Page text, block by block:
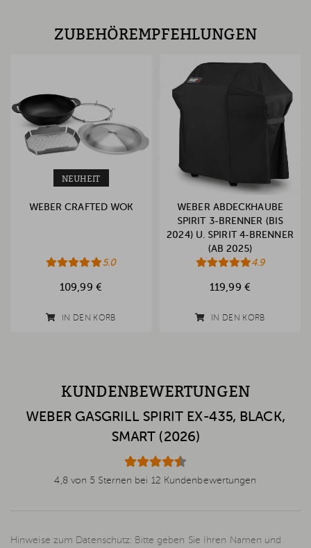
ZUBEHÖREMPFEHLUNGEN
NEUHEIT
WEBER CRAFTED WOK
5.0
109,99 €
IN DEN KORB
WEBER ABDECKHAUBE
SPIRIT 3-BRENNER (BIS
2024) U. SPIRIT 4-BRENNER
(AB 2025)
4.9
119,99 €
IN DEN KORB
KUNDENBEWERTUNGEN
WEBER GASGRILL SPIRIT EX-435, BLACK,
SMART (2026)
4,8 von 5 Sternen bei 12 Kundenbewertungen
Hinweise zum Datenschutz: Bitte geben Sie Ihren Namen und